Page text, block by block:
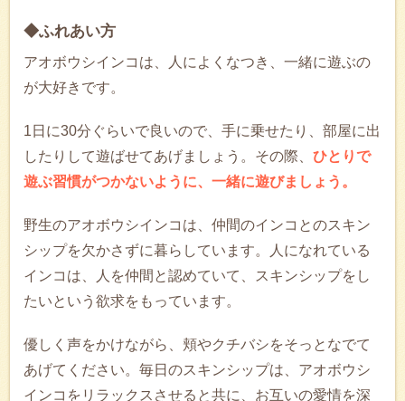
◆ふれあい方
アオボウシインコは、人によくなつき、一緒に遊ぶの
が大好きです。
1日に30分ぐらいで良いので、手に乗せたり、部屋に出
したりして遊ばせてあげましょう。その際、 ひとりで
遊ぶ習慣がつかないように、一緒に遊びましょう。
野生のアオボウシインコは、仲間のインコとのスキン
シップを欠かさずに暮らしています。人になれている
インコは、人を仲間と認めていて、スキンシップをし
たいという欲求をもっています。
優しく声をかけながら、頬やクチバシをそっとなでて
あげてください。毎日のスキンシップは、アオボウシ
インコをリラックスさせると共に、お互いの愛情を深